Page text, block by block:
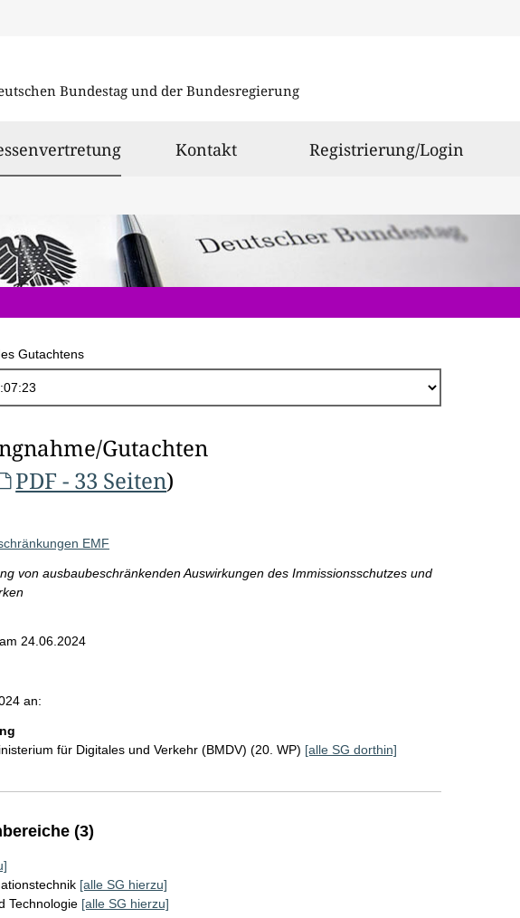
Bundestag und der Bundesregierung
ausgewählt
Kontakt Registrierung/Login
Gutachtens
Gutachten
PDF - 33 Seiten)
EMF
von ausbaubeschränkenden Auswirkungen des Immissionsschutzes und
am 24.06.2024
an:
für Digitales und Verkehr (BMDV) (20. WP) [alle SG dorthin]
(3)
[alle SG hierzu]
Technologie [alle SG hierzu]